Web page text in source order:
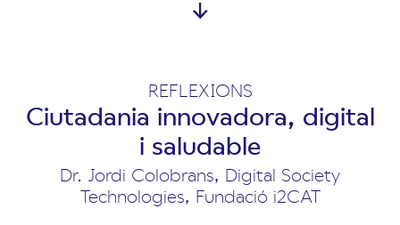
REFLEXIONS
Ciutadania innovadora, digital
i saludable
Dr. Jordi Colobrans, Digital Society
Technologies, Fundació i2CAT